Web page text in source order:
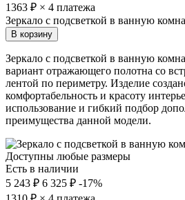
1363 ₽ × 4 платежа
Зеркало с подсветкой в ванную
В корзину
Зеркало с подсветкой в ванную
вариант отражающего полотна со
лентой по периметру. Изделие
комфортабельность и красоту
использование и гибкий подбор
преимущества данной модели.
Доступны любые размеры
Есть в наличии
5 243 ₽ 6 325 ₽ -17%